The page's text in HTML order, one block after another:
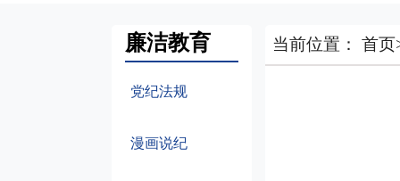
廉洁教育
党纪法规
漫画说纪
当前位置：首页